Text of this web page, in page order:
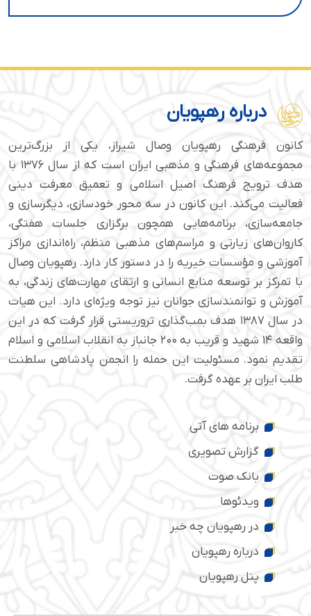
درباره رهپویان
کانون فرهنگی رهپویان وصال شیراز، یکی از بزرگ‌ترین
مجموعه‌های فرهنگی و مذهبی ایران است که از سال ۱۳۷۶ با
هدف ترویج فرهنگ اصیل اسلامی و تعمیق معرفت دینی
فعالیت می‌کند. این کانون در سه محور خودسازی، دیگرسازی و
جامعه‌سازی، برنامه‌هایی همچون برگزاری جلسات هفتگی،
کاروان‌های زیارتی و مراسم‌های مذهبی منظم، راه‌اندازی مراکز
آموزشی و مؤسسات خیریه را در دستور کار دارد. رهپویان وصال
با تمرکز بر توسعه منابع انسانی و ارتقای مهارت‌های زندگی، به
آموزش و توانمندسازی جوانان نیز توجه ویژه‌ای دارد. این هیات
در سال ۱۳۸۷ هدف بمب‌گذاری تروریستی قرار گرفت که در این
واقعه ۱۴ شهید و قریب به ۲۰۰ جانباز به انقلاب اسلامی و اسلام
تقدیم نمود. مسئولیت این حمله را انجمن پادشاهی سلطنت
طلب ایران بر عهده گرفت.
برنامه های آتی
گزارش تصویری
بانک صوت
ویدئوها
در رهپویان چه خبر
درباره رهپویان
پنل رهپویان